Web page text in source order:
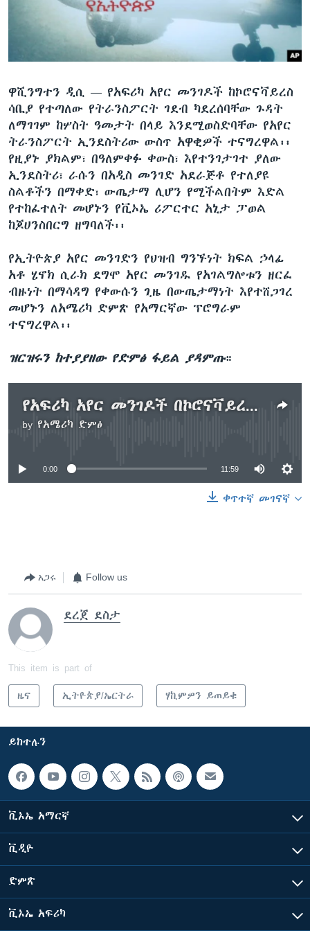
ቋንቋዎች
ዋሺንግተን ዲሲ — የአፍሪካ አየር መንገዶች ከኮሮናቫይረስ
ሳቢያ የተጣለው የትራንስፖርት ገደብ ካደረሰባቸው ጉዳት
ለማገገም ከሦስት ዓመታት በላይ እንደሚወስድባቸው የአየር
ትራንስፖርት ኢንደስትሪው ውስጥ አዋቂዎች ተናግረዋል፡፡
የዚያኑ ያክልም፣ በዓለምቀፉ ቀውስ፣ እየተንገታገተ ያለው
ኢንደስትሪ፣ ራሱን በአዲስ መንገድ አደራጅቶ የተለያዩ
ስልቶችን በማቀድ፣ ውጤታማ ሊሆን የሚችልበትም እድል
የተከፈተለት መሆኑን የቪኦኤ ሪፖርተር አኒታ ፓወል
ከጆሀንስበርግ ዘግባለች፡፡
የኢትዮጵያ አየር መንገድን የህዝብ ግንኙነት ክፍል ኃላፊ
አቶ ሄኖክ ሲራክ ደግሞ አየር መንገዱ የአገልግሎቱን ዘርፈ
ብዙነት በማሳዳግ የቀውሱን ጊዜ በውጤታማነት እየተሸጋገረ
መሆኑን ለአሜሪካ ድምጽ የአማርኛው ፕሮግራም
ተናግረዋል፡፡
ዝርዝሩን ከተያያዘው የድምፅ ፋይል ያዳምጡ።
የአፍሪካ አየር መንገዶች በኮሮናቫይረስ ውስጥ
by የአሜሪካ ድምፅ
No media source currently available
0:00 11:59
ቀጥተኛ መገናኛ
አጋሩ Follow us
ደረጀ ደስታ
This item is part of
ዜና ኢትዮጵያ/ኤርትራ ሃኪምዎን ይጠይቁ
ይከተሉን
ቪኦኤ አማርኛ
ቪዲዮ
ድምጽ
ቪኦኤ አፍሪካ